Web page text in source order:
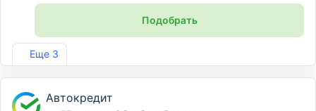
Еще 3
Подобрать
Лиц. №1810
Автокредит